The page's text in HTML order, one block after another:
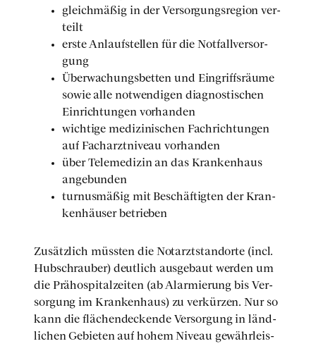
gleich­mä­ßig in der Ver­sor­gungs­re­gi­on ver­
teilt
ers­te Anlauf­stel­len für die Not­fall­ver­sor­
gung
Über­wa­chungs­bet­ten und Ein­griffs­räu­me
sowie alle not­wen­di­gen dia­gnos­ti­schen
Ein­rich­tun­gen vor­han­den
wich­ti­ge medi­zi­ni­schen Fach­rich­tun­gen
auf Fach­arzt­ni­veau vor­han­den
über Tele­me­di­zin an das Kran­ken­haus
ange­bun­den
tur­nus­mä­ßig mit Beschäf­tig­ten der Kran­
ken­häu­ser betrie­ben
Zusätz­lich müss­ten die Not­arzt­stand­or­te (incl.
Hub­schrau­ber) deut­lich aus­ge­baut wer­den um
die Prähos­pi­tal­zei­ten (ab Alar­mie­rung bis Ver­
sor­gung im Kran­ken­haus) zu ver­kür­zen. Nur so
kann die flä­chen­de­cken­de Ver­sor­gung in länd­
li­chen Gebie­ten auf hohem Niveau gewähr­leis­